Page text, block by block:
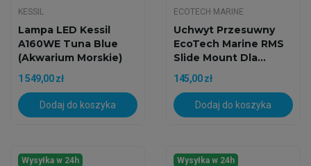
KESSIL
Lampa LED Kessil
A160WE Tuna Blue
(Akwarium Morskie)
1 549,00 zł
Dodaj do koszyka
ECOTECH MARINE
Uchwyt Przesuwny
EcoTech Marine RMS
Slide Mount Dla...
145,00 zł
Dodaj do koszyka
Wysyłka w 24h Wysyłka w 24h